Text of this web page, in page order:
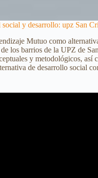
y desarrollo: upz San
Mutuo como
los barrios de la UPZ de
y metodológicos,
de desarrollo social